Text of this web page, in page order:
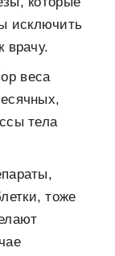
исключить
врачу.
веса
тела
тоже